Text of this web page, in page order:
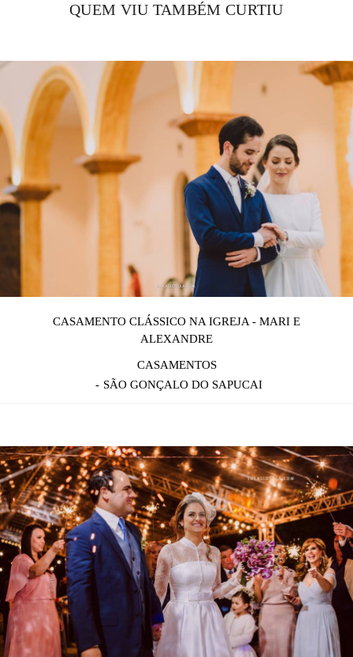
QUEM VIU TAMBÉM CURTIU
CASAMENTO CLÁSSICO NA IGREJA - MARI E
ALEXANDRE
CASAMENTOS
SÃO GONÇALO DO SAPUCAI